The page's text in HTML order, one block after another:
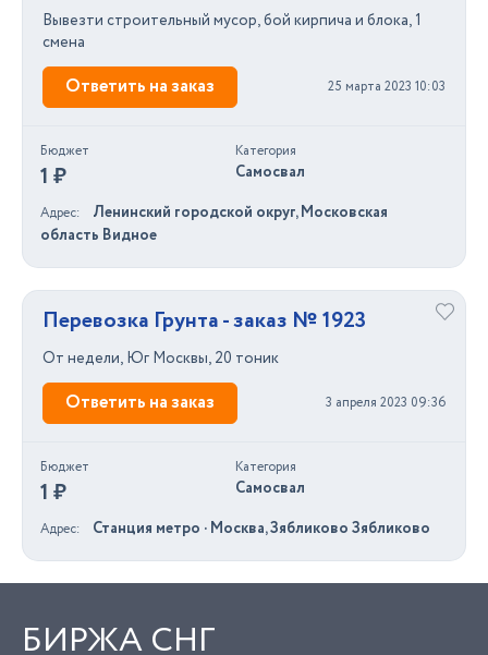
Вывезти строительный мусор, бой кирпича и блока, 1
смена
Ответить на заказ 25 марта 2023 10:03
Бюджет
1 ₽
Категория
Самосвал
Адрес
Ленинский городской округ, Московская
область Видное
Перевозка Грунта - заказ № 1923
От недели, Юг Москвы, 20 тоник
Ответить на заказ 3 апреля 2023 09:36
Бюджет
1 ₽
Категория
Самосвал
Адрес Станция метро · Москва, Зябликово Зябликово
БИРЖА СНГ